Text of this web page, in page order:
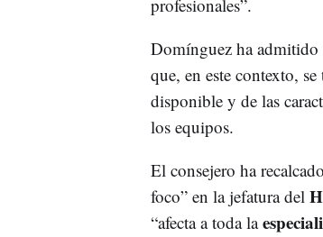
profesionales”.
Domínguez ha admitido
que, en este contexto, se
disponible y de las
los equipos.
El consejero ha
foco” en la jefatura del
“afecta a toda la